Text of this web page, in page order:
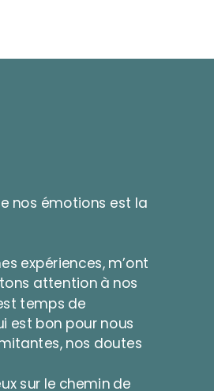
nos émotions est la
expériences, m’ont
attention à nos
temps de
est bon pour nous
nos doutes
sur le chemin de